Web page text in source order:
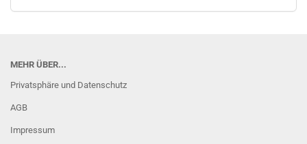
MEHR ÜBER...
Privatsphäre und Datenschutz
AGB
Impressum